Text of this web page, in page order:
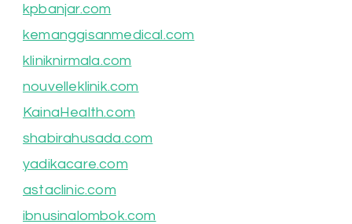
kpbanjar.com
kemanggisanmedical.com
kliniknirmala.com
nouvelleklinik.com
KainaHealth.com
shabirahusada.com
yadikacare.com
astaclinic.com
ibnusinalombok.com